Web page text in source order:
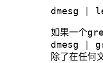
dmesg |
如果一个
dmesg |
除了在任何